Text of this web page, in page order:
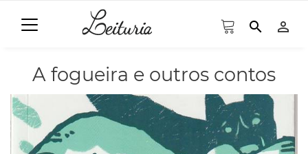
search person_outline
A fogueira e outros contos